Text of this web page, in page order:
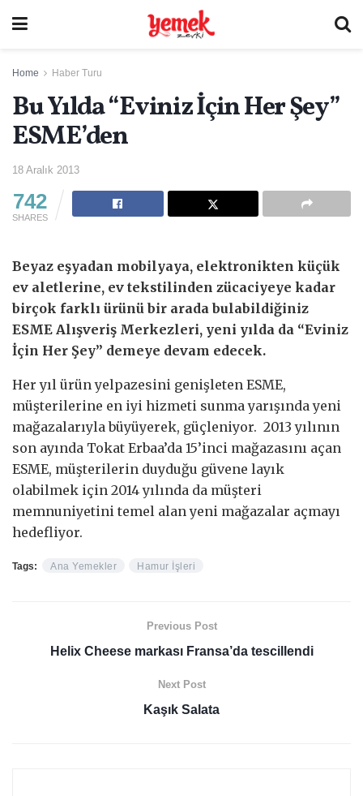
Home Haber Turu
Bu Yılda “Eviniz İçin Her Şey”
ESME’den
18 Aralık 2013
742
SHARES
Beyaz eşyadan mobilyaya, elektronikten küçük
ev aletlerine, ev tekstilinden zücaciyeye kadar
birçok farklı ürünü bir arada bulabildiğiniz
ESME Alışveriş Merkezleri, yeni yılda da “Eviniz
İçin Her Şey” demeye devam edecek.
Her yıl ürün yelpazesini genişleten ESME,
müşterilerine en iyi hizmeti sunma yarışında yeni
mağazalarıyla büyüyerek, güçleniyor. 2013 yılının
son ayında Tokat Erbaa’da 15’inci mağazasını açan
ESME, müşterilerin duyduğu güvene layık
olabilmek için 2014 yılında da müşteri
memnuniyetini temel alan yeni mağazalar açmayı
hedefliyor.
Tags: Ana Yemekler Hamur İşleri
Previous Post
Helix Cheese markası Fransa’da tescillendi
Next Post
Kaşık Salata